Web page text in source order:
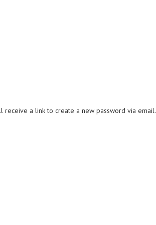
receive a link to create a new password via email.